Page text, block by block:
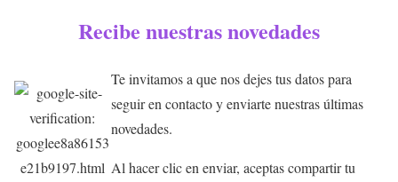
Recibe nuestras novedades
Te invitamos a que nos dejes tus datos para
seguir en contacto y enviarte nuestras últimas
novedades.
Al hacer clic en enviar, aceptas compartir tu